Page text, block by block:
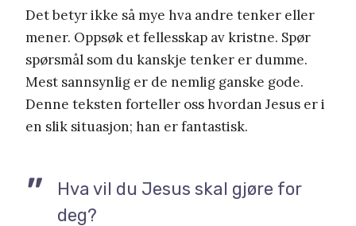
Det betyr ikke så mye hva andre tenker eller
mener. Oppsøk et fellesskap av kristne. Spør
spørsmål som du kanskje tenker er dumme.
Mest sannsynlig er de nemlig ganske gode.
Denne teksten forteller oss hvordan Jesus er i
en slik situasjon; han er fantastisk.
Hva vil du Jesus skal gjøre for
deg?